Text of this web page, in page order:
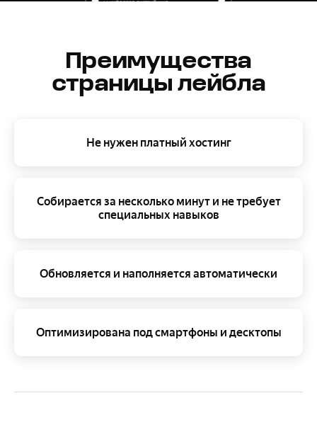
Преимущества
страницы лейбла
Не нужен платный хостинг
Собирается за несколько минут и не требует
специальных навыков
Обновляется и наполняется автоматически
Оптимизирована под смартфоны и десктопы